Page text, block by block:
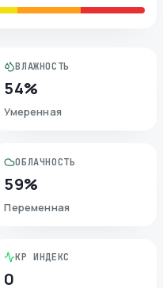
ВЛАЖНОСТЬ
54%
Умеренная
ОБЛАЧНОСТЬ
59%
Переменная
KP ИНДЕКС
0